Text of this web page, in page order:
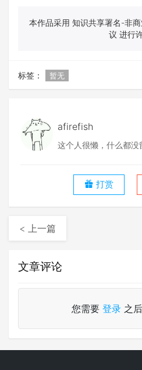
本作品采用 知识共享署名-非
议 进行
标签： 暂无
afirefish
这个人很懒，什么都没
打赏
< 上一篇
文章评论
您需要 登录 之